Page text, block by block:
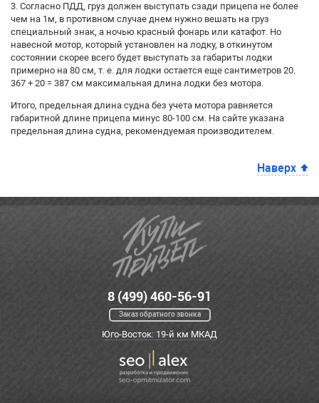
3. Согласно ПДД, груз должен выступать сзади прицепа не более
чем на 1м, в противном случае днем нужно вешать на груз
специальный знак, а ночью красный фонарь или катафот. Но
навесной мотор, который установлен на лодку, в откинутом
состоянии скорее всего будет выступать за габариты лодки
примерно на 80 см, т. е. для лодки остается еще сантиметров 20.
367 + 20 = 387 см максимальная длина лодки без мотора.
Итого, предельная длина судна без учета мотора равняется
габаритной длине прицепа минус 80-100 см. На сайте указана
предельная длина судна, рекомендуемая производителем.
Наверх
8 (499) 460-56-91
Заказ обратного звонка
Юго-Восток: 19-й км МКАД